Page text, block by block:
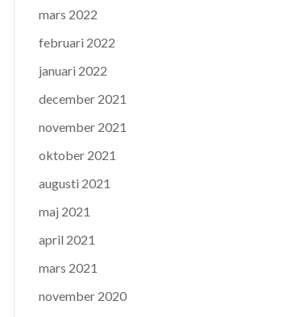
mars 2022
februari 2022
januari 2022
december 2021
november 2021
oktober 2021
augusti 2021
maj 2021
april 2021
mars 2021
november 2020